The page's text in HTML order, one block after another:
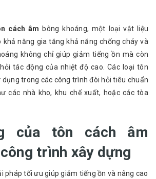
cách âm bông khoáng, một loại vật liệu
khả năng gia tăng khả năng chống cháy và
không chỉ giúp giảm tiếng ồn mà còn
tác động của nhiệt độ cao. Các loại tôn
trong các công trình đòi hỏi tiêu chuẩn
các nhà kho, khu chế xuất, hoặc các tòa
của tôn cách âm
trình xây dựng